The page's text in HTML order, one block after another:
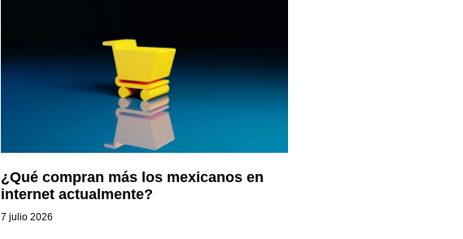
¿Qué compran más los mexicanos en
internet actualmente?
7 julio 2026